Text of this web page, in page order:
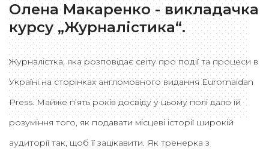
Олена Макаренко - викладачка
курсу „Журналістика“.
Журналістка, яка розповідає світу про події та процеси в
Україні на сторінках англомовного видання Euromaidan
Press. Майже п’ять років досвіду у цьому полі дало їй
розуміння того, як подавати місцеві історії широкій
аудиторії так, щоб її зацікавити. Як тренерка з